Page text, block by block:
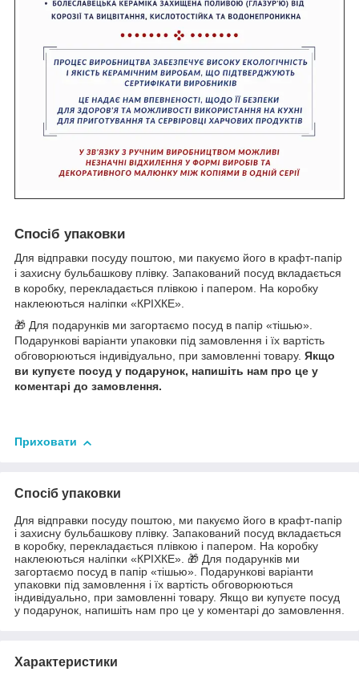
Спосіб упаковки
Для відправки посуду поштою, ми пакуємо його в крафт-папір
і захисну бульбашкову плівку. Запакований посуд вкладається
в коробку, перекладається плівкою і папером. На коробку
наклеюються наліпки «КРІХКЕ».
🎁 Для подарунків ми загортаємо посуд в папір «тішью».
Подарункові варіанти упаковки під замовлення і їх вартість
обговорюються індивідуально, при замовленні товару. Якщо
ви купуєте посуд у подарунок, напишіть нам про це у
коментарі до замовлення.
Приховати
Спосіб упаковки
Для відправки посуду поштою, ми пакуємо його в крафт-папір
і захисну бульбашкову плівку. Запакований посуд вкладається
в коробку, перекладається плівкою і папером. На коробку
наклеюються наліпки «КРІХКЕ». 🎁 Для подарунків ми
загортаємо посуд в папір «тішью». Подарункові варіанти
упаковки під замовлення і їх вартість обговорюються
індивідуально, при замовленні товару. Якщо ви купуєте посуд
у подарунок, напишіть нам про це у коментарі до замовлення.
Характеристики